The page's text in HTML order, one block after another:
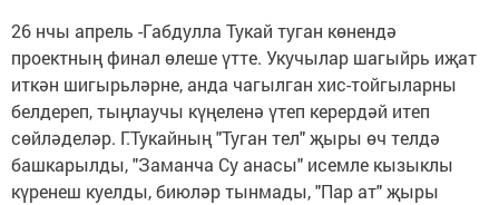
26 нчы апрель -Габдулла Тукай туган көнендә
проектның финал өлеше үтте. Укучылар шагыйрь иҗат
иткән шигырьләрне, анда чагылган хис-тойгыларны
белдереп, тыңлаучы күңеленә үтеп керердәй итеп
сөйләделәр. Г.Тукайның "Туган тел" җыры өч телдә
башкарылды, "Заманча Су анасы" исемле кызыклы
күренеш куелды, биюләр тынмады, "Пар ат" җыры